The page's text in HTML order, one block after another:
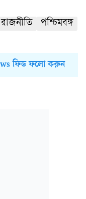
রাজনীতি
পশ্চিমবঙ্গ
ফিড ফলো করুন